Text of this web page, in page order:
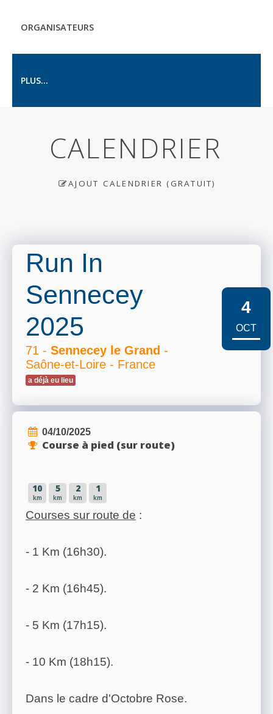
ORGANISATEURS
PLUS...
CALENDRIER
AJOUT CALENDRIER (GRATUIT)
Run In
Sennecey
2025
71 - Sennecey le Grand -
Saône-et-Loire - France
a déjà eu lieu
4
OCT
04/10/2025
Course à pied (sur route)
10
km
5
km
2
km
1
km
Courses sur route de :
- 1 Km (16h30).
- 2 Km (16h45).
- 5 Km (17h15).
- 10 Km (18h15).
Dans le cadre d'Octobre Rose.